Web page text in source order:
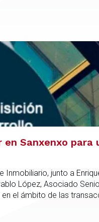
Sanxenxo
junto a
López, Asociado
el ámbito de las